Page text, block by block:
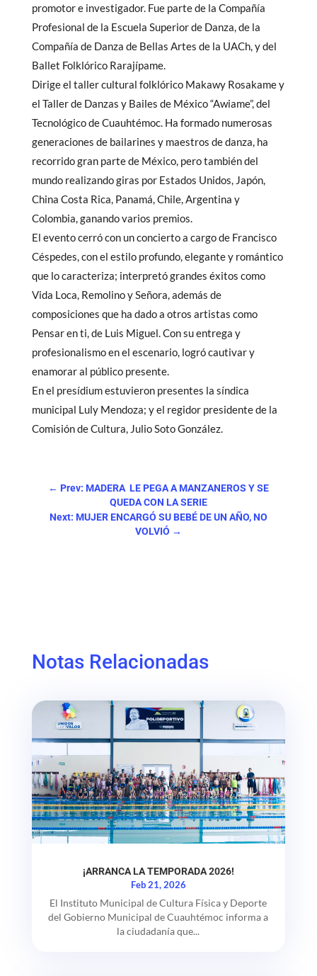
promotor e investigador. Fue parte de la Compañía
Profesional de la Escuela Superior de Danza, de la
Compañía de Danza de Bellas Artes de la UACh, y del
Ballet Folklórico Rarajípame.
Dirige el taller cultural folklórico Makawy Rosakame y
el Taller de Danzas y Bailes de México “Awiame”, del
Tecnológico de Cuauhtémoc. Ha formado numerosas
generaciones de bailarines y maestros de danza, ha
recorrido gran parte de México, pero también del
mundo realizando giras por Estados Unidos, Japón,
China Costa Rica, Panamá, Chile, Argentina y
Colombia, ganando varios premios.
El evento cerró con un concierto a cargo de Francisco
Céspedes, con el estilo profundo, elegante y romántico
que lo caracteriza; interpretó grandes éxitos como
Vida Loca, Remolino y Señora, además de
composiciones que ha dado a otros artistas como
Pensar en ti, de Luis Miguel. Con su entrega y
profesionalismo en el escenario, logró cautivar y
enamorar al público presente.
En el presídium estuvieron presentes la síndica
municipal Luly Mendoza; y el regidor presidente de la
Comisión de Cultura, Julio Soto González.
← Prev: MADERA LE PEGA A MANZANEROS Y SE
QUEDA CON LA SERIE
Next: MUJER ENCARGÓ SU BEBÉ DE UN AÑO, NO
VOLVIÓ →
Notas Relacionadas
¡ARRANCA LA TEMPORADA 2026!
Feb 21, 2026
El Instituto Municipal de Cultura Física y Deporte
del Gobierno Municipal de Cuauhtémoc informa a
la ciudadanía que...